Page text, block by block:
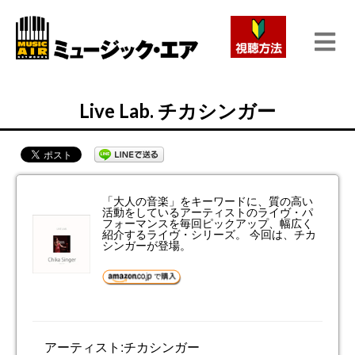
Live Lab. チカシンガー
「大人の音楽」をキーワードに、質の高い
活動をしているアーティストのライヴ・パ
フォーマンスを毎回ピックアップ、幅広く
紹介するライヴ・シリーズ。 今回は、チカ
シンガーが登場。
アーティスト:チカシンガー